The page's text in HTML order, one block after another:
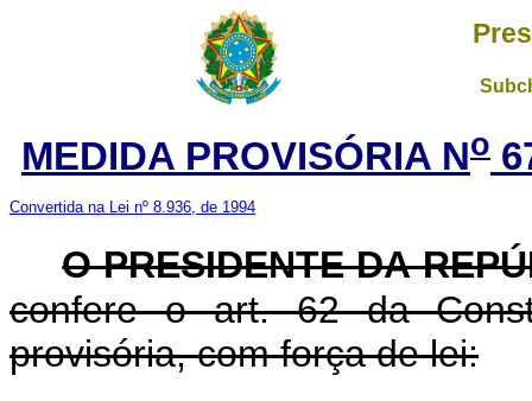
MEDIDA PROVISÓRIA No
Convertida na Lei nº 8.936, de 1994
O PRESIDENTE DA
confere o art. 62 da
provisória, com força de lei: